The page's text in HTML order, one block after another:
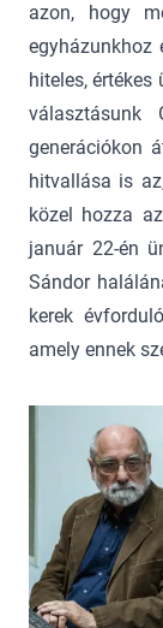
azon, hogy
egyházunkhoz
hiteles, értékes
választásunk
generációkon
hitvallása is
közel hozza
január 22-én
Sándor
kerek
amely ennek